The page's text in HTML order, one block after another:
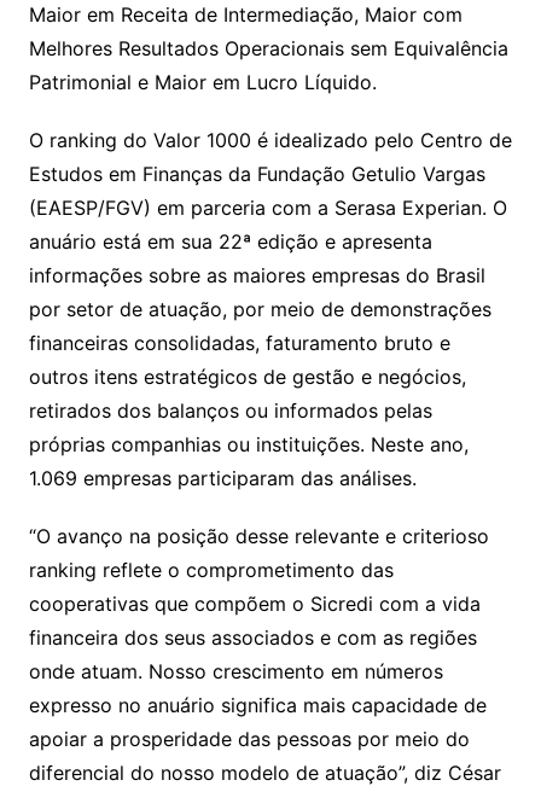
Maior em Receita de Intermediação, Maior com
Melhores Resultados Operacionais sem Equivalência
Patrimonial e Maior em Lucro Líquido.
O ranking do Valor 1000 é idealizado pelo Centro de
Estudos em Finanças da Fundação Getulio Vargas
(EAESP/FGV) em parceria com a Serasa Experian. O
anuário está em sua 22ª edição e apresenta
informações sobre as maiores empresas do Brasil
por setor de atuação, por meio de demonstrações
financeiras consolidadas, faturamento bruto e
outros itens estratégicos de gestão e negócios,
retirados dos balanços ou informados pelas
próprias companhias ou instituições. Neste ano,
1.069 empresas participaram das análises.
“O avanço na posição desse relevante e criterioso
ranking reflete o comprometimento das
cooperativas que compõem o Sicredi com a vida
financeira dos seus associados e com as regiões
onde atuam. Nosso crescimento em números
expresso no anuário significa mais capacidade de
apoiar a prosperidade das pessoas por meio do
diferencial do nosso modelo de atuação”, diz César